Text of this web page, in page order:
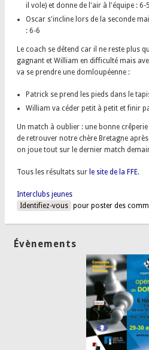
il vole) et donne de l'air à l'équipe : 6-5
Oscar s'incline lors de la seconde
: 6-6
Le coach se détend car il ne reste plus
gagnant et William en difficulté mais
va se prendre une domloupéenne :
Patrick se prend les pieds dans le
William va céder petit à petit et finir
Un match à oublier : une bonne
de retrouver notre chère Bretagne
on joue tout sur le dernier match
Tous les résultats sur le site de la FFE.
Interclubs jeunes
Identifiez-vous pour poster des
Évènements